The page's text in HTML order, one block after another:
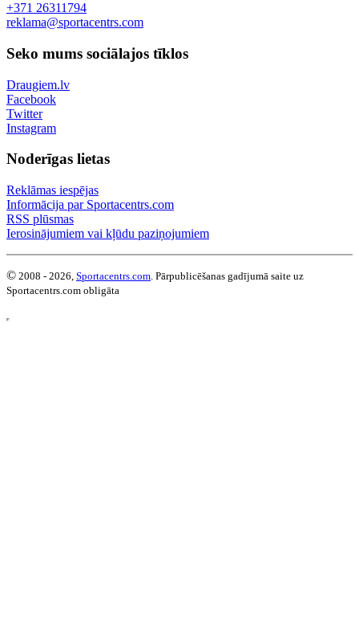
+371 26311794
reklama@sportacentrs.com
Seko mums sociālajos tīklos
Draugiem.lv
Facebook
Twitter
Instagram
Noderīgas lietas
Reklāmas iespējas
Informācija par Sportacentrs.com
RSS plūsmas
Ierosinājumiem vai kļūdu paziņojumiem
© 2008 - 2026, Sportacentrs.com. Pārpublicēšanas gadījumā saite uz
Sportacentrs.com obligāta